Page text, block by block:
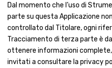
Dal momento che l’uso di
parte su questa Applicazione
controllato dal Titolare, ogni
Tracciamento di terza parte è
ottenere informazioni
invitati a consultare la privacy